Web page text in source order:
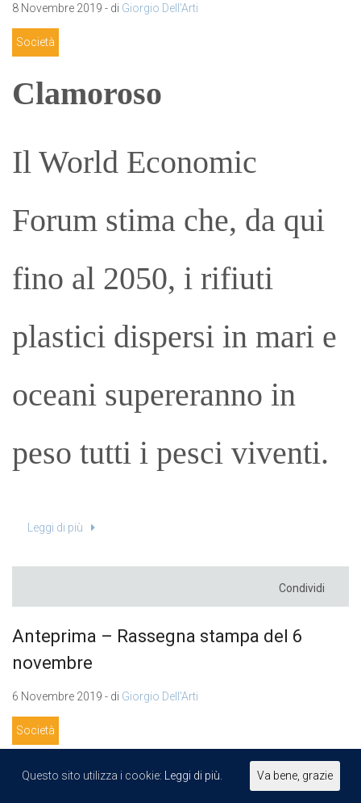
8 Novembre 2019 - di Giorgio Dell'Arti
Società
Clamoroso
Il World Economic
Forum stima che, da qui
fino al 2050, i rifiuti
plastici dispersi in mari e
oceani supereranno in
peso tutti i pesci viventi.
Leggi di più
Condividi
Anteprima – Rassegna stampa del 6
novembre
6 Novembre 2019 - di Giorgio Dell'Arti
Società
Clamoroso
Questo sito utilizza i cookie: Leggi di più. Va bene, grazie